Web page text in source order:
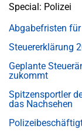
Special: Polizei
Abgabefristen
Steuererklärung
Geplante
zukommt
Spitzensportler
das Nachsehen